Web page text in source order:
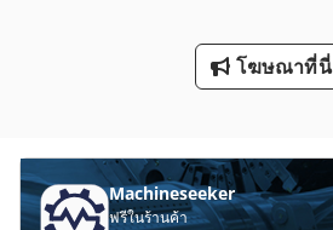
โฆษณาที่นี่
Machineseeker
ฟรีในร้านค้า